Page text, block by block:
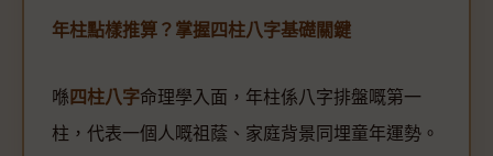
年柱點樣推算？掌握四柱八字基礎關鍵
喺 四柱八字命理學入面，年柱係八字排盤嘅第一
柱，代表一個人嘅祖蔭、家庭背景同埋童年運勢。